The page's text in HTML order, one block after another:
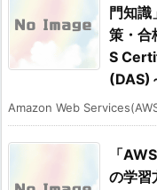
門知識
策・
S
(DAS)
Amazon Web
「
の学習